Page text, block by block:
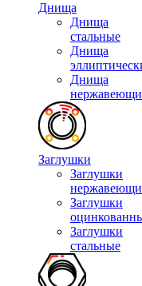
Днища
Днища
стальные
Днища
Днища
Заглушки
Заглушки
Заглушки
Заглушки
стальные